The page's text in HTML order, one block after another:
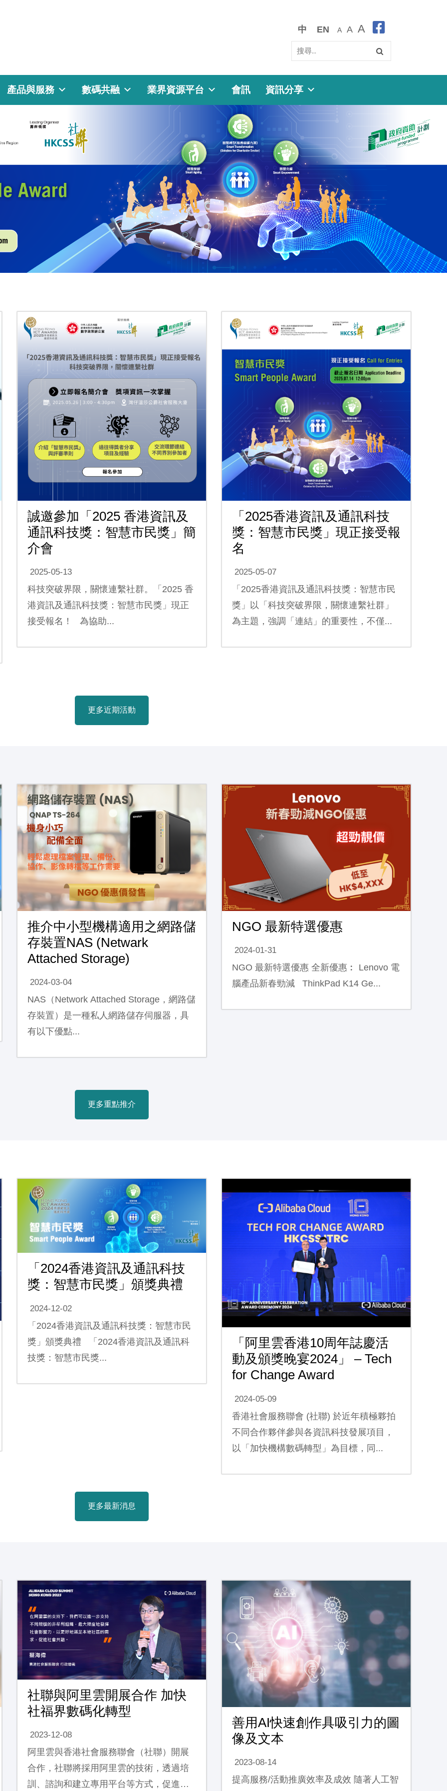
中 EN A A A
產品與服務 數碼共融 業界資源平台 會訊 資訊分享
誠邀參加「2025 香港資訊及
通訊科技獎：智慧市民獎」簡
介會
2025-05-13
科技突破界限，關懷連繫社群。「2025 香
港資訊及通訊科技獎：智慧市民獎」現正
接受報名！ 為協助...
「2025香港資訊及通訊科技
獎：智慧市民獎」現正接受報
名
2025-05-07
「2025香港資訊及通訊科技獎：智慧市民
獎」以「科技突破界限，關懷連繫社群」
為主題，強調「連結」的重要性，不僅...
更多近期活動
推介中小型機構適用之網路儲
存裝置NAS (Netwark
Attached Storage)
2024-03-04
NAS（Network Attached Storage，網路儲
存裝置）是一種私人網路儲存伺服器，具
有以下優點...
NGO 最新特選優惠
2024-01-31
NGO 最新特選優惠 全新優惠︰ Lenovo 電
腦產品新春勁減 ThinkPad K14 Ge...
更多重點推介
「2024香港資訊及通訊科技
獎：智慧市民獎」頒獎典禮
2024-12-02
「2024香港資訊及通訊科技獎：智慧市民
獎」頒獎典禮 「2024香港資訊及通訊科
技獎：智慧市民獎...
「阿里雲香港10周年誌慶活
動及頒獎晚宴2024」 – Tech
for Change Award
2024-05-09
香港社會服務聯會 (社聯) 於近年積極夥拍
不同合作夥伴參與各資訊科技發展項目，
以「加快機構數碼轉型」為目標，同...
更多最新消息
社聯與阿里雲開展合作 加快
社福界數碼化轉型
2023-12-08
阿里雲與香港社會服務聯會（社聯）開展
合作，社聯將採用阿里雲的技術，透過培
訓、諮詢和建立專用平台等方式，促進資
善用AI快速創作具吸引力的圖
像及文本
2023-08-14
提高服務/活動推廣效率及成效 隨著人工智